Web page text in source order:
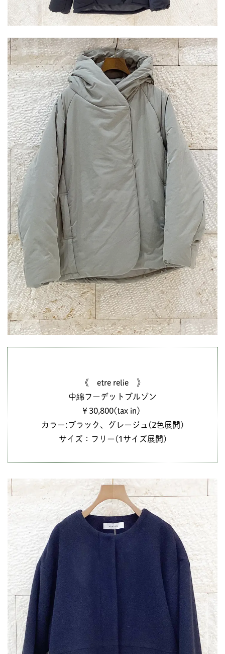
《 etre relie 》
中綿フーデットブルゾン
￥30,800(tax in）
カラー:ブラック、グレージュ(2色展開)
サイズ：フリー(1サイズ展開)